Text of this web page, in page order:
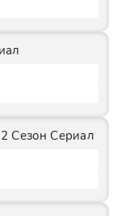
Сезон Сериал